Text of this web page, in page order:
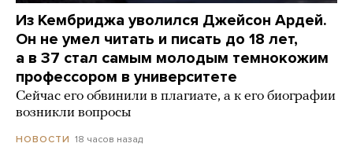
Из Кембриджа уволился Джейсон Ардей.
Он не умел читать и писать до 18 лет,
а в 37 стал самым молодым темнокожим
профессором в университете
Сейчас его обвинили в плагиате, а к его биографии
возникли вопросы
НОВОСТИ 18 часов назад